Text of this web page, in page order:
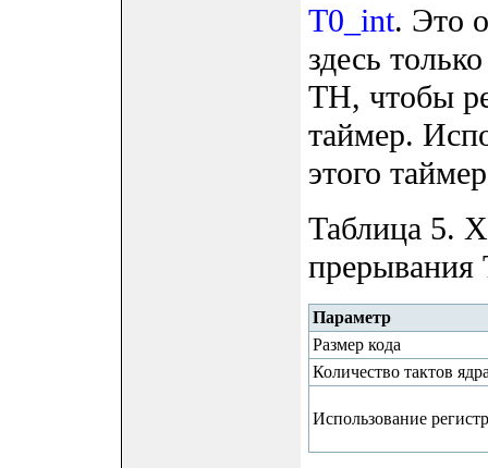
T0_int. Это
здесь
TH, чтобы
таймер.
этого
Таблица 5.
прерывания
Параметр
Размер кода
Количество тактов
Использование